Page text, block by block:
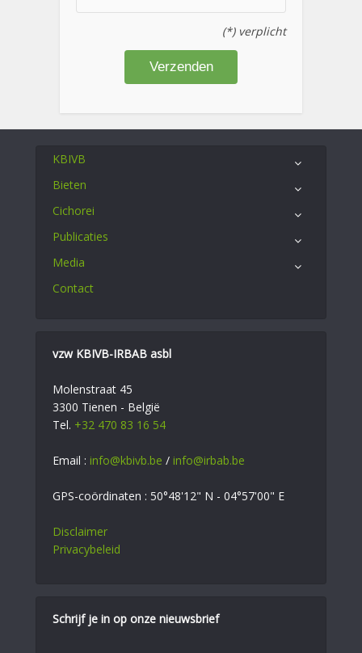
(*) verplicht
KBIVB
Bieten
Cichorei
Publicaties
Media
Contact
vzw KBIVB-IRBAB asbl
Molenstraat 45
3300 Tienen - België
Tel. +32 470 83 16 54
Email : info@kbivb.be / info@irbab.be
GPS-coördinaten : 50°48'12" N - 04°57'00" E
Disclaimer
Privacybeleid
Schrijf je in op onze nieuwsbrief